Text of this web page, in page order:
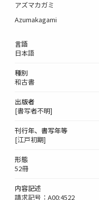
アズマカガミ
Azumakagami
言語
日本語
種別
和古書
出版者
[書写者不明]
刊行年、書写年等
[江戸初期]
形態
52冊
内容記述
請求記号：A00:4522